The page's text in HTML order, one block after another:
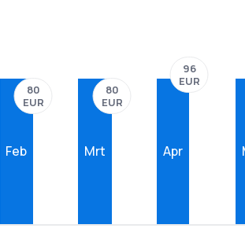
Feb
80
EUR
Mrt
80
EUR
Apr
96
EUR